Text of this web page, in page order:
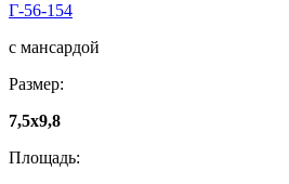
Г-56-154
с мансардой
Размер:
7,5x9,8
Площадь: